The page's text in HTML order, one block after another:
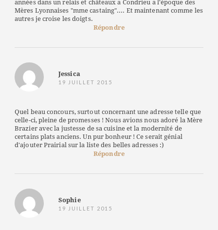
années dans un relais et châteaux a Condrieu a l'époque des
Mères Lyonnaises "mme castaing".... Et maintenant comme les
autres je croise les doigts.
Répondre
Jessica
19 JUILLET 2015
Quel beau concours, surtout concernant une adresse telle que
celle-ci, pleine de promesses ! Nous avions nous adoré la Mère
Brazier avec la justesse de sa cuisine et la modernité de
certains plats anciens. Un pur bonheur ! Ce serait génial
d'ajouter Prairial sur la liste des belles adresses :)
Répondre
Sophie
19 JUILLET 2015